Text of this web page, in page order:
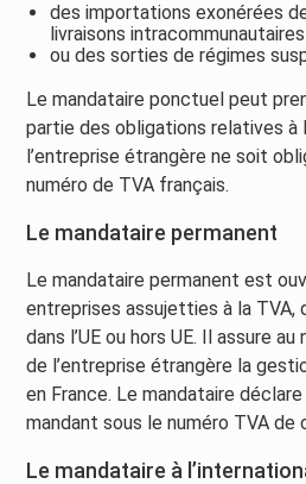
des importations exonérées
livraisons
ou des sorties de régimes
Le mandataire ponctuel peut
partie des obligations relatives à
l’entreprise étrangère ne soit
numéro de TVA français.
Le mandataire permanent
Le mandataire permanent est
entreprises assujetties à la TVA,
dans l’UE ou hors UE. Il assure
de l’entreprise étrangère la
en France. Le mandataire
mandant sous le numéro TVA de
Le mandataire à